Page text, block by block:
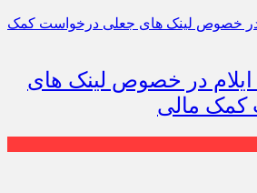
ایلام در خصوص لینک های
کمک مالی